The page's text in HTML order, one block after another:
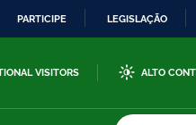
PARTICIPE LEGISLAÇÃO
VISITORS ALTO